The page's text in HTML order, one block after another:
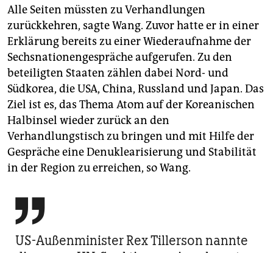
Alle Seiten müssten zu Verhandlungen
zurückkehren, sagte Wang. Zuvor hatte er in einer
Erklärung bereits zu einer Wiederaufnahme der
Sechsnationengespräche aufgerufen. Zu den
beteiligten Staaten zählen dabei Nord- und
Südkorea, die USA, China, Russland und Japan. Das
Ziel ist es, das Thema Atom auf der Koreanischen
Halbinsel wieder zurück an den
Verhandlungstisch zu bringen und mit Hilfe der
Gespräche eine Denuklearisierung und Stabilität
in der Region zu erreichen, so Wang.

US-Außenminister Rex Tillerson nannte